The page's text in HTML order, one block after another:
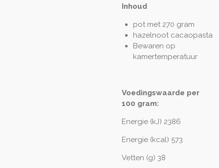
Inhoud
pot met 270 gram
hazelnoot cacaopasta
Bewaren op
kamertemperatuur
Voedingswaarde per
100 gram:
Energie (kJ) 2386
Energie (kcal) 573
Vetten (g) 38